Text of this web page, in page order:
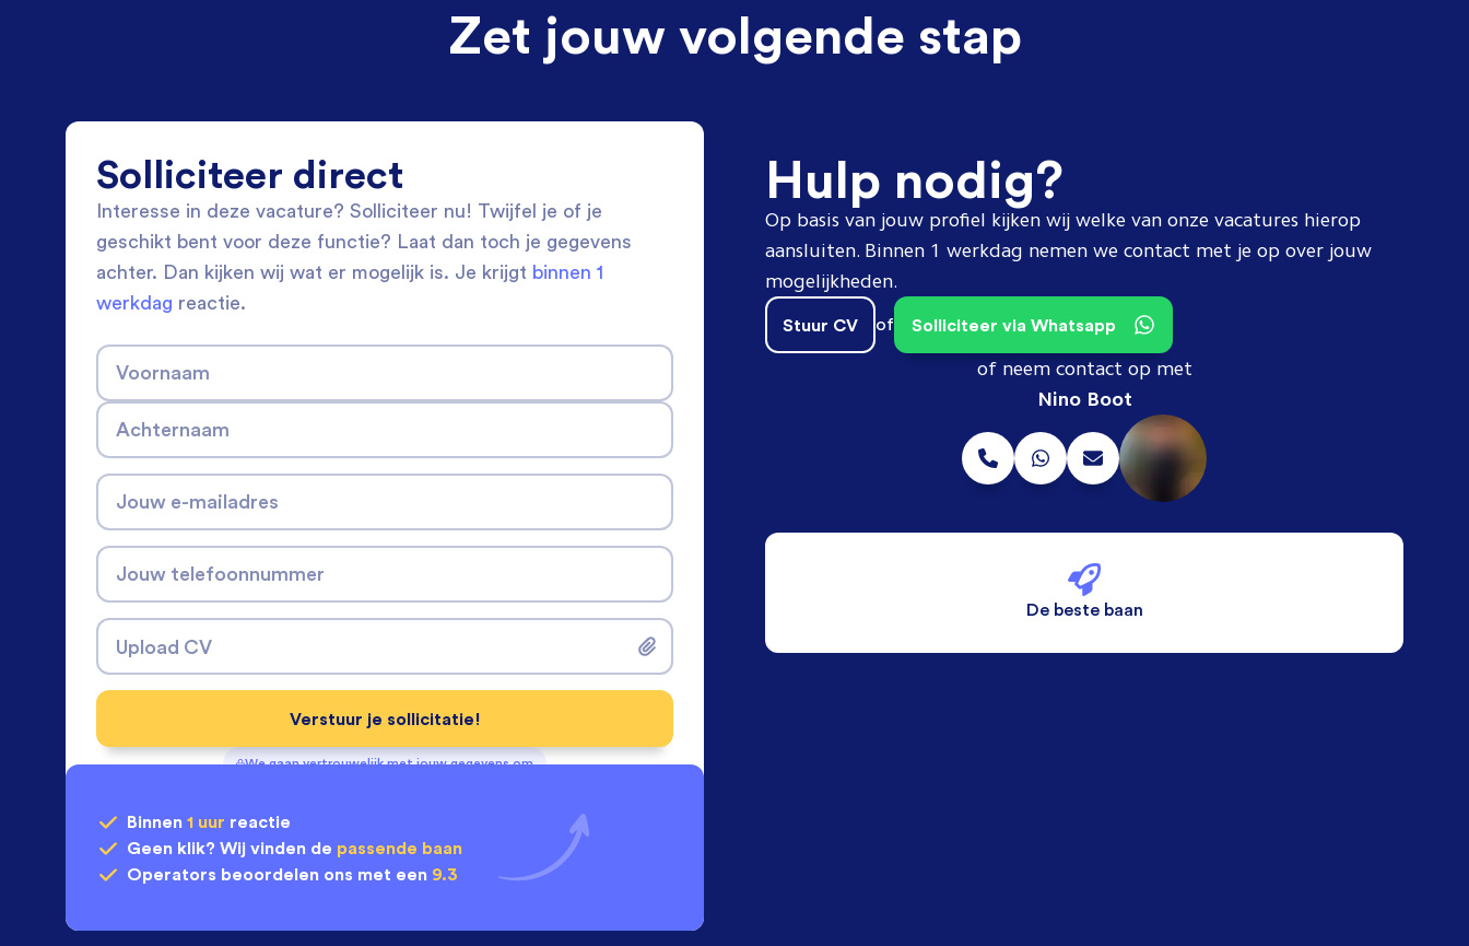
Zet jouw volgende stap
Solliciteer direct
Interesse in deze vacature? Solliciteer nu! Twijfel je of je
geschikt bent voor deze functie? Laat dan toch je gegevens
achter. Dan kijken wij wat er mogelijk is. Je krijgt binnen 1
werkdag reactie.
Voornaam
Achternaam
Jouw e-mailadres
Jouw telefoonnummer
Upload CV
We gaan vertrouwelijk met jouw gegevens om
Verstuur je sollicitatie!
Binnen 1 uur reactie
Geen klik? Wij vinden de passende baan
Operators beoordelen ons met een 9.3
Hulp nodig?
Op basis van jouw profiel kijken wij welke van onze vacatures hierop
aansluiten. Binnen 1 werkdag nemen we contact met je op over jouw
mogelijkheden.
Stuur CV of Solliciteer via Whatsapp
of neem contact op met
Nino Boot
De beste baan